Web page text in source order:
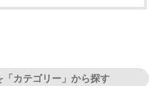
カテゴリー」から探す